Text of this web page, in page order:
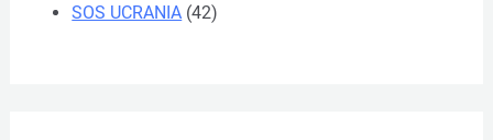
SOS UCRANIA (42)